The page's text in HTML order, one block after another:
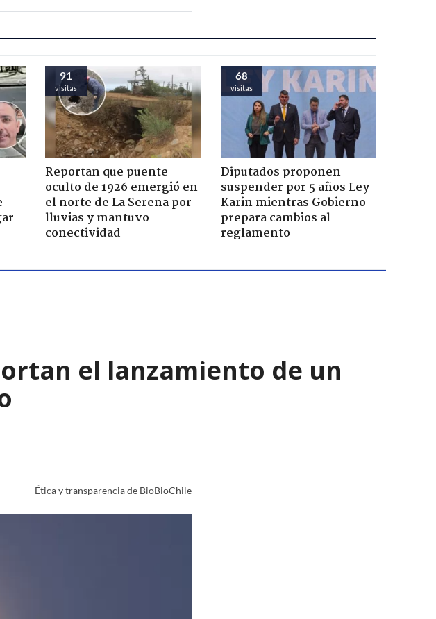
91
visitas
Reportan que puente
oculto de 1926 emergió en
el norte de La Serena por
lluvias y mantuvo
conectividad
68
visitas
Diputados proponen
suspender por 5 años Ley
Karin mientras Gobierno
prepara cambios al
reglamento
el lanzamiento de un
Ética y transparencia de BioBioChile